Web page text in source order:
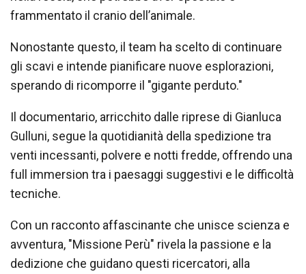
frammentato il cranio dell’animale.
Nonostante questo, il team ha scelto di continuare
gli scavi e intende pianificare nuove esplorazioni,
sperando di ricomporre il "gigante perduto."
Il documentario, arricchito dalle riprese di Gianluca
Gulluni, segue la quotidianità della spedizione tra
venti incessanti, polvere e notti fredde, offrendo una
full immersion tra i paesaggi suggestivi e le difficoltà
tecniche.
Con un racconto affascinante che unisce scienza e
avventura, "Missione Perù" rivela la passione e la
dedizione che guidano questi ricercatori, alla